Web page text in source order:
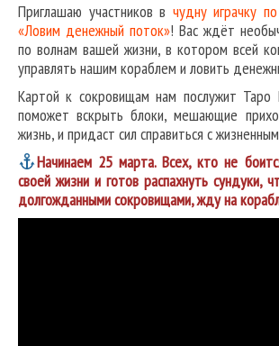
Приглашаю участников в чудну играчку
«Ловим денежный поток»! Вас ждёт
по волнам вашей жизни, в котором всей
управлять нашим кораблем и ловить
Картой к сокровищам нам послужит Таро
поможет вскрыть блоки, мешающие
жизнь, и придаст сил справиться с
Начинаем 25 марта. Всех, кто не
своей жизни и готов распахнуть сундуки,
долгожданными сокровищами, жду на